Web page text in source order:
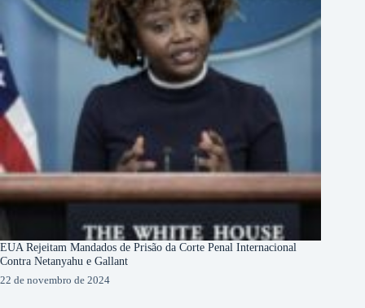
EUA Rejeitam Mandados de Prisão da Corte Penal Internacional
Contra Netanyahu e Gallant
22 de novembro de 2024